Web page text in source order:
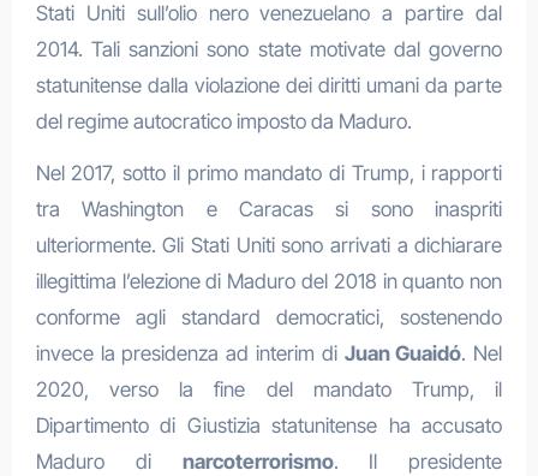
Stati Uniti sull’olio nero venezuelano a partire dal
2014. Tali sanzioni sono state motivate dal governo
statunitense dalla violazione dei diritti umani da parte
del regime autocratico imposto da Maduro.
Nel 2017, sotto il primo mandato di Trump, i rapporti
tra Washington e Caracas si sono inaspriti
ulteriormente. Gli Stati Uniti sono arrivati a dichiarare
illegittima l’elezione di Maduro del 2018 in quanto non
conforme agli standard democratici, sostenendo
invece la presidenza ad interim di Juan Guaidó. Nel
2020, verso la fine del mandato Trump, il
Dipartimento di Giustizia statunitense ha accusato
Maduro di narcoterrorismo. Il presidente